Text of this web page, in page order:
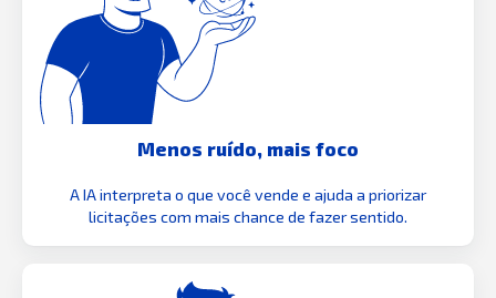
Menos ruído, mais foco
A IA interpreta o que você vende e ajuda a priorizar
licitações com mais chance de fazer sentido.